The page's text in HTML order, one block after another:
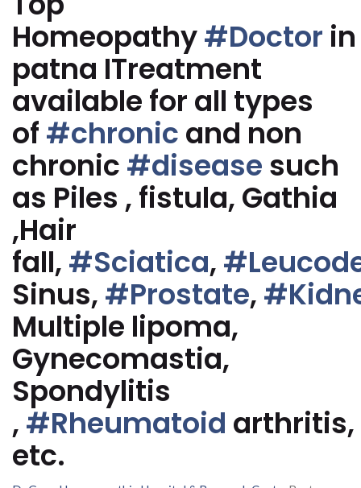
Homeopathy#Doctor in
patna ITreatment
available for all types
of #chronic and non
chronic #disease such
as Piles , fistula, Gathia
,Hair
fall, #Sciatica,
Sinus, #Prostate,
Multiple lipoma,
Gynecomastia,
Spondylitis
, #Rheumatoid arthritis,
etc.